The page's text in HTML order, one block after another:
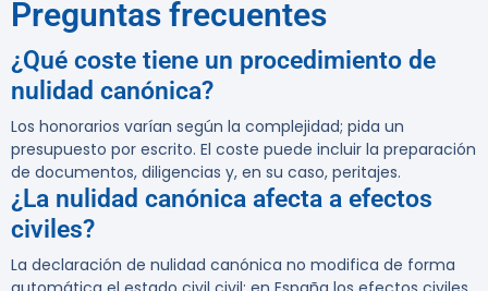
Preguntas frecuentes
¿Qué coste tiene un procedimiento de
nulidad canónica?
Los honorarios varían según la complejidad; pida un
presupuesto por escrito. El coste puede incluir la preparación
de documentos, diligencias y, en su caso, peritajes.
¿La nulidad canónica afecta a efectos
civiles?
La declaración de nulidad canónica no modifica de forma